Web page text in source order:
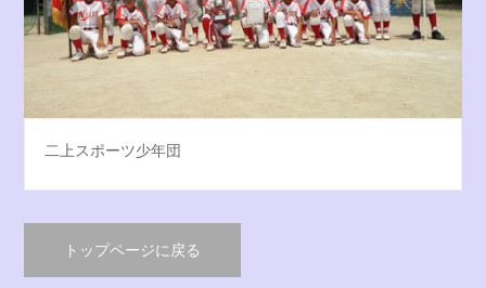
二上スポーツ少年団
トップページに戻る